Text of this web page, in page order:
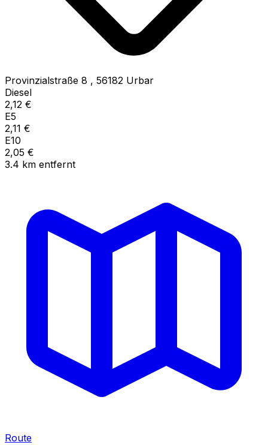
Provinzialstraße 8 , 56182 Urbar
Diesel
2,12 €
E5
2,11 €
E10
2,05 €
3.4 km entfernt
Route